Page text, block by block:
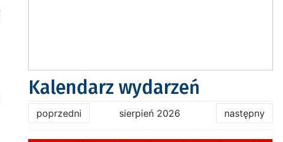
Kalendarz wydarzeń
poprzedni sierpień 2026 następny